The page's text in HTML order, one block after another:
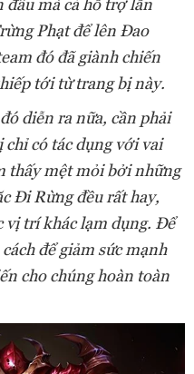
đấu mà cả hỗ trợ lẫn
Phạt để lên Đao
đó đã giành chiến
tới từ trang bị này.
diễn ra nữa, cần phải
chỉ có tác dụng với vai
thấy mệt mỏi bởi những
Đi Rừng đều rất hay,
vị trí khác lạm dụng. Để
để giảm sức mạnh
cho chúng hoàn toàn